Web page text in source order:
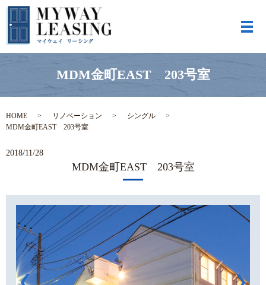
メ
MDM金町EAST 203号室
HOME リノベーション
シングル
MDM金町EAST 203号室
2018/11/28
MDM金町EAST 203号室